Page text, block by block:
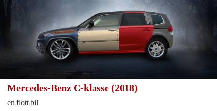
Mercedes-Benz C-klasse (2018)
en flott bil